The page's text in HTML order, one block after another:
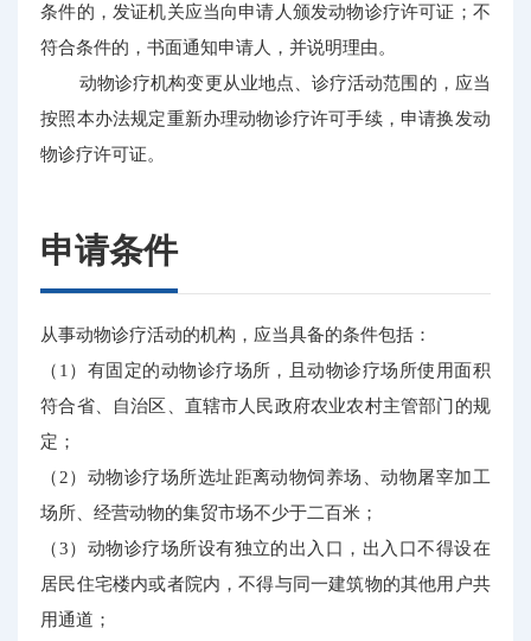
条件的，发证机关应当向申请人颁发动物诊疗许可证；不
符合条件的，书面通知申请人，并说明理由。
动物诊疗机构变更从业地点、诊疗活动范围的，应当
按照本办法规定重新办理动物诊疗许可手续，申请换发动
物诊疗许可证。
申请条件
从事动物诊疗活动的机构，应当具备的条件包括：
（1）有固定的动物诊疗场所，且动物诊疗场所使用面积
符合省、自治区、直辖市人民政府农业农村主管部门的规
定；
（2）动物诊疗场所选址距离动物饲养场、动物屠宰加工
场所、经营动物的集贸市场不少于二百米；
（3）动物诊疗场所设有独立的出入口，出入口不得设在
居民住宅楼内或者院内，不得与同一建筑物的其他用户共
用通道；